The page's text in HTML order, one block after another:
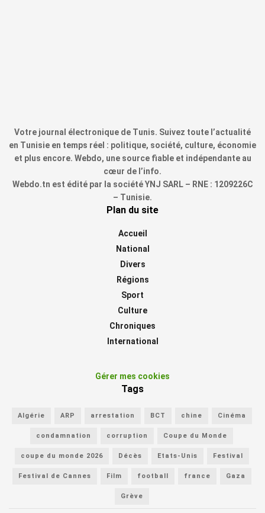
Votre journal électronique de Tunis. Suivez toute l’actualité
en Tunisie en temps réel : politique, société, culture, économie
et plus encore. Webdo, une source fiable et indépendante au
cœur de l’info.
Webdo.tn est édité par la société YNJ SARL – RNE : 1209226C
– Tunisie.
Plan du site
Accueil
National
Divers
Régions
Sport
Culture
Chroniques
International
Gérer mes cookies
Tags
Algérie ARP arrestation BCT chine Cinéma
condamnation corruption Coupe du Monde
coupe du monde 2026 Décès Etats-Unis Festival
Festival de Cannes Film football france Gaza
Grève